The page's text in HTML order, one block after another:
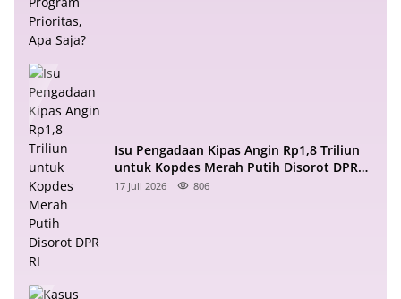
Isu Pengadaan Kipas Angin Rp1,8 Triliun
untuk Kopdes Merah Putih Disorot DPR
RI
17 Juli 2026 806